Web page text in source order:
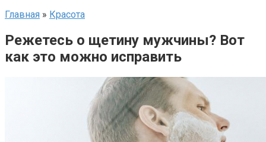
Главная » Красота
Режетесь о щетину мужчины? Вот
как это можно исправить